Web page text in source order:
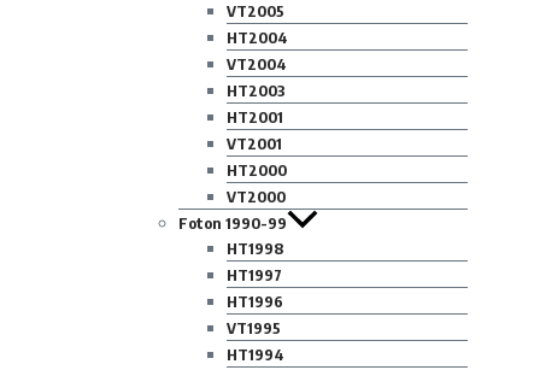
VT2005
HT2004
VT2004
HT2003
HT2001
VT2001
HT2000
VT2000
Foton 1990-99
HT1998
HT1997
HT1996
VT1995
HT1994